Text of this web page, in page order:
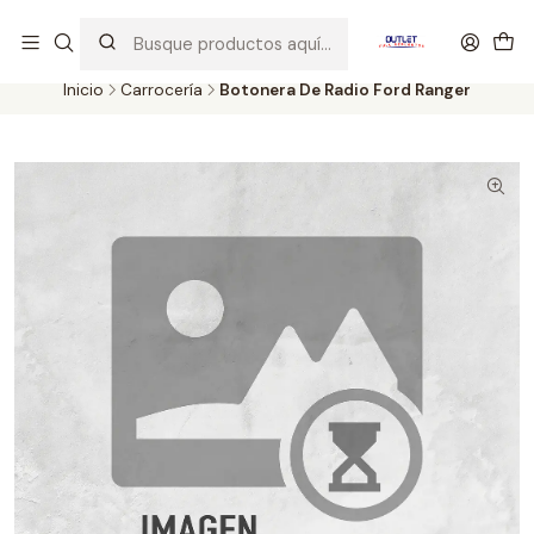
probados con altos estándares de calidad.
Inicio Carrocería Botonera De Radio Ford Ranger